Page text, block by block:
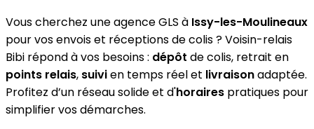
Vous cherchez une agence GLS à Issy-les-Moulineaux
pour vos envois et réceptions de colis ? Voisin-relais
Bibi répond à vos besoins : dépôt de colis, retrait en
points relais, suivien temps réel et livraisonadaptée.
Profitez d’un réseau solide et d'horaires pratiques pour
simplifier vos démarches.